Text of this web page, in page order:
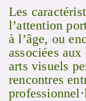
Les
l’attention
à l’âge, ou
associées
arts visuels
rencontres